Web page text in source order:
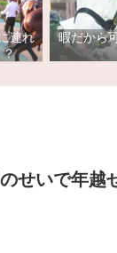
連れ
？
暇だから
せいで年越